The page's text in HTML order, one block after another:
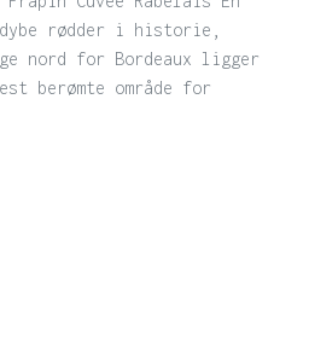
dybe rødder i historie,
nord for Bordeaux ligger
berømte område for